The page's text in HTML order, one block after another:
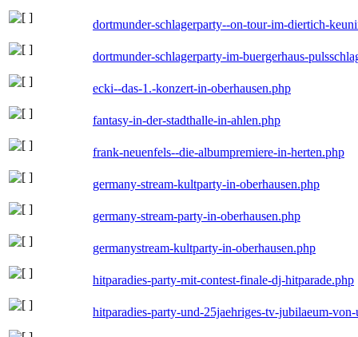
dortmunder-schlagerparty--on-tour-im-diertich-
dortmunder-schlagerparty-im-buergerhaus-
ecki--das-1.-konzert-in-oberhausen.php
fantasy-in-der-stadthalle-in-ahlen.php
frank-neuenfels--die-albumpremiere-in-herten.php
germany-stream-kultparty-in-oberhausen.php
germany-stream-party-in-oberhausen.php
germanystream-kultparty-in-oberhausen.php
hitparadies-party-mit-contest-finale-dj-hitparade.php
hitparadies-party-und-25jaehriges-tv-jubilaeum-